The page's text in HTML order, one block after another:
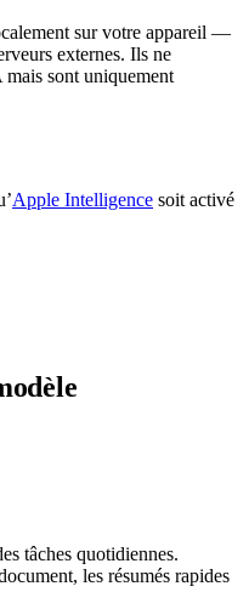
sur votre appareil —
externes. Ils ne
sont uniquement
Apple Intelligence soit activé
tâches quotidiennes.
les résumés rapides